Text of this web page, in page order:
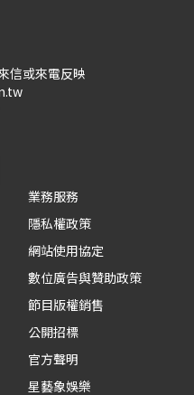
信或來電反映
業務服務
隱私權政策
網站使用協定
數位廣告與贊助政策
節目版權銷售
公開招標
官方聲明
星藝象娛樂